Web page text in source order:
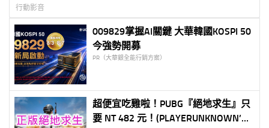
行動影音
009829掌握AI關鍵 大華韓國KOSPI 50
今強勢開募
PR（大華銀全能行銷方案）
超便宜吃雞啦！PUBG『絕地求生』只
要 NT 482 元！(PLAYERUNKNOWN’S